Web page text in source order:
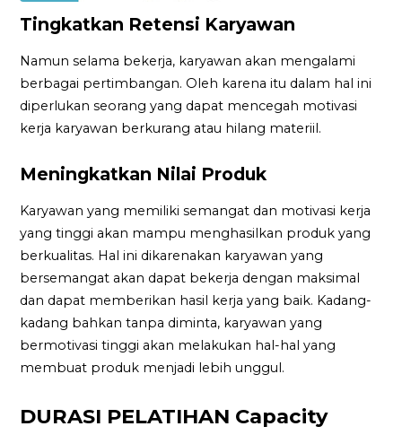
Tingkatkan Retensi Karyawan
Namun selama bekerja, karyawan akan mengalami
berbagai pertimbangan. Oleh karena itu dalam hal ini
diperlukan seorang yang dapat mencegah motivasi
kerja karyawan berkurang atau hilang materiil.
Meningkatkan Nilai Produk
Karyawan yang memiliki semangat dan motivasi kerja
yang tinggi akan mampu menghasilkan produk yang
berkualitas. Hal ini dikarenakan karyawan yang
bersemangat akan dapat bekerja dengan maksimal
dan dapat memberikan hasil kerja yang baik. Kadang-
kadang bahkan tanpa diminta, karyawan yang
bermotivasi tinggi akan melakukan hal-hal yang
membuat produk menjadi lebih unggul.
DURASI PELATIHAN Capacity